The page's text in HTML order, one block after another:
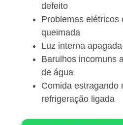
defeito
Problemas elétricos
queimada
Luz interna
Barulhos incomuns
de água
Comida estragando
refrigeração ligada